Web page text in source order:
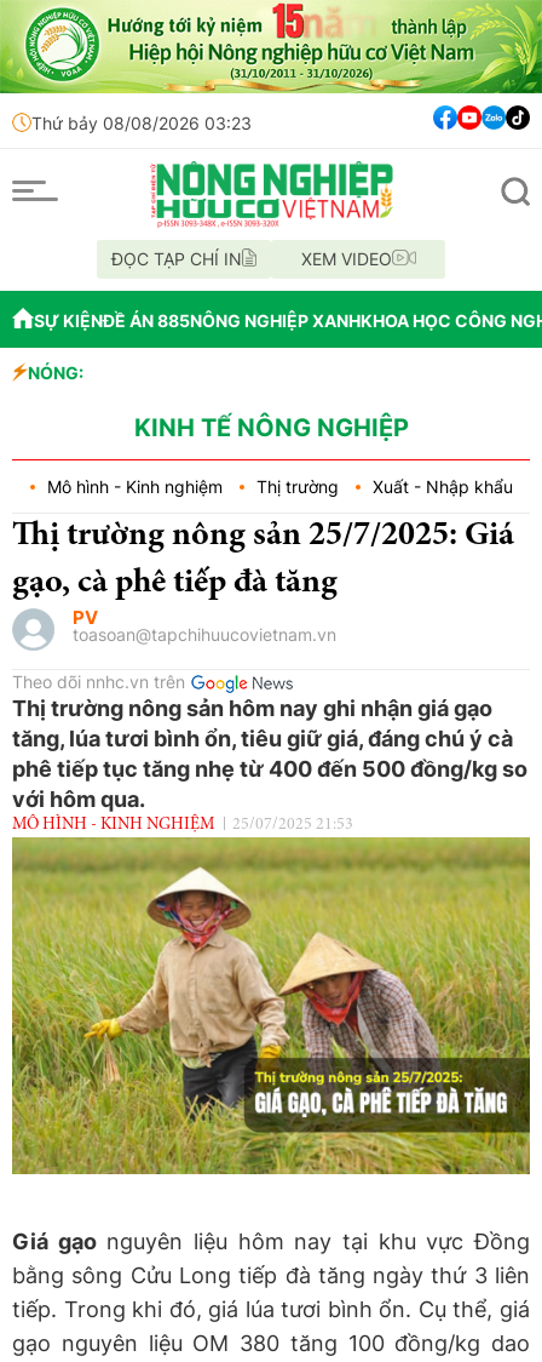
Thứ bảy 08/08/2026 03:23
ĐỌC TẠP CHÍ IN XEM VIDEO
SỰ KIỆNĐỀ ÁN 885NÔNG NGHIỆP XANHKHOA HỌC CÔNG
NÓNG:
Lâm Đồng:
KINH TẾ NÔNG NGHIỆP
Mô hình - Kinh nghiệm Thị trường Xuất - Nhập khẩu
Thị trường nông sản 25/7/2025: Giá
gạo, cà phê tiếp đà tăng
PV
toasoan@tapchihuucovietnam.vn
Theo dõi nnhc.vn trên
Thị trường nông sản hôm nay ghi nhận giá gạo
tăng, lúa tươi bình ổn, tiêu giữ giá, đáng chú ý cà
phê tiếp tục tăng nhẹ từ 400 đến 500 đồng/kg so
với hôm qua.
MÔ HÌNH - KINH NGHIỆM 25/07/2025 21:53
Giá gạonguyên liệu hôm nay tại khu vực Đồng
bằng sông Cửu Long tiếp đà tăng ngày thứ 3 liên
tiếp. Trong khi đó, giá lúa tươi bình ổn. Cụ thể, giá
gạo nguyên liệu OM 380 tăng 100 đồng/kg dao